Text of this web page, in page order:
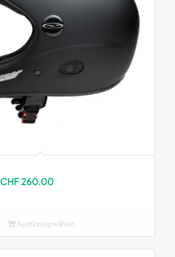
CHF260.00Preisspanne:
CHF 260.00
Ausführung wählen